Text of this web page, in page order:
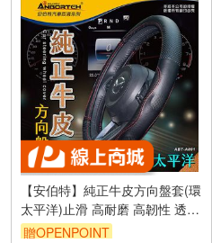
【安伯特】純正牛皮方向盤套(環
太平洋)止滑 高耐磨 高韌性 透氣
吸汗
贈OPENPOINT